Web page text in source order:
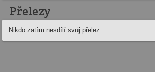
Přelezy
Nikdo zatím nesdílí svůj přelez.